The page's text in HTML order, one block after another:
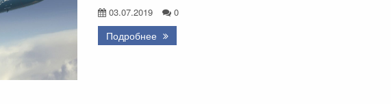
03.07.2019 0
Подробнее